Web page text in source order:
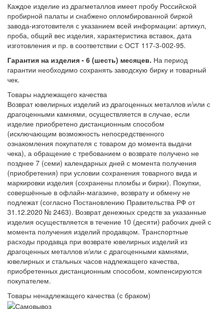
Каждое изделие из драгметаллов имеет пробу Российской
пробирной палаты и снабжено опломбированной биркой
завода-изготовителя с указанием всей информации: артикул,
проба, общий вес изделия, характеристика вставок, дата
изготовления и пр. в соответствии с ОСТ 117-3-002-95.
Гарантия на изделия - 6 (шесть) месяцев. На период
гарантии необходимо сохранять заводскую бирку и товарный
чек.
Товары надлежащего качества
Возврат ювелирных изделий из драгоценных металлов и/или с
драгоценными камнями, осуществляется в случае, если
изделие приобретено дистанционным способом
(исключающим возможность непосредственного
ознакомления покупателя с товаром до момента выдачи
чека), а обращение с требованием о возврате получено не
позднее 7 (семи) календарных дней с момента получения
(приобретения) при условии сохранения товарного вида и
маркировки изделия (сохранены пломбы и бирки). Покупки,
совершённые в офлайн-магазине, возврату и обмену не
подлежат (согласно Постановлению Правительства РФ от
31.12.2020 № 2463). Возврат денежных средств за указанные
изделия осуществляется в течение 10 (десяти) рабочих дней с
момента получения изделий продавцом. Транспортные
расходы продавца при возврате ювелирных изделий из
драгоценных металлов и/или с драгоценными камнями,
ювелирных и стальных часов надлежащего качества,
приобретенных дистанционным способом, компенсируются
покупателем.
Товары ненадлежащего качества (с браком)